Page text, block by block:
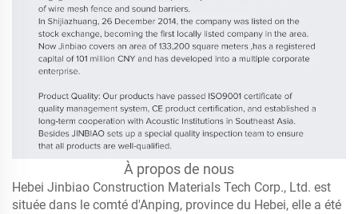
À propos de nous
Hebei Jinbiao Construction Materials Tech Corp., Ltd. est
située dans le comté d'Anping, province du Hebei, elle a été